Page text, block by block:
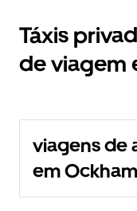
Táxis
de viagem
viagens de
em Ockham